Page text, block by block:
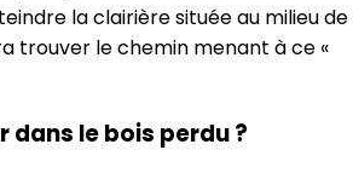
la clairière située au milieu de
trouver le chemin menant à ce «
le bois perdu ?